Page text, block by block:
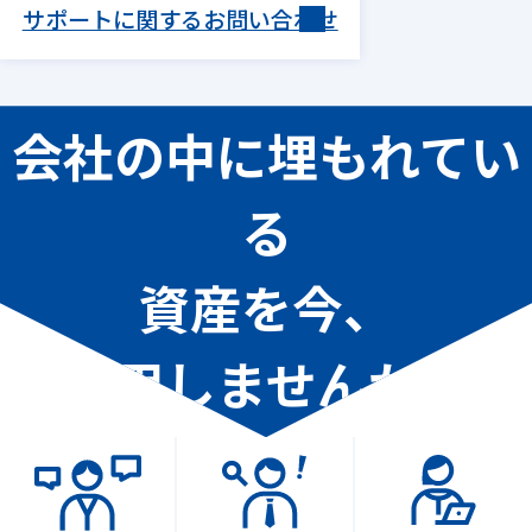
サポートに関するお問い合わせ
会社の中に埋もれてい
る
資産を今、
活用しませんか？